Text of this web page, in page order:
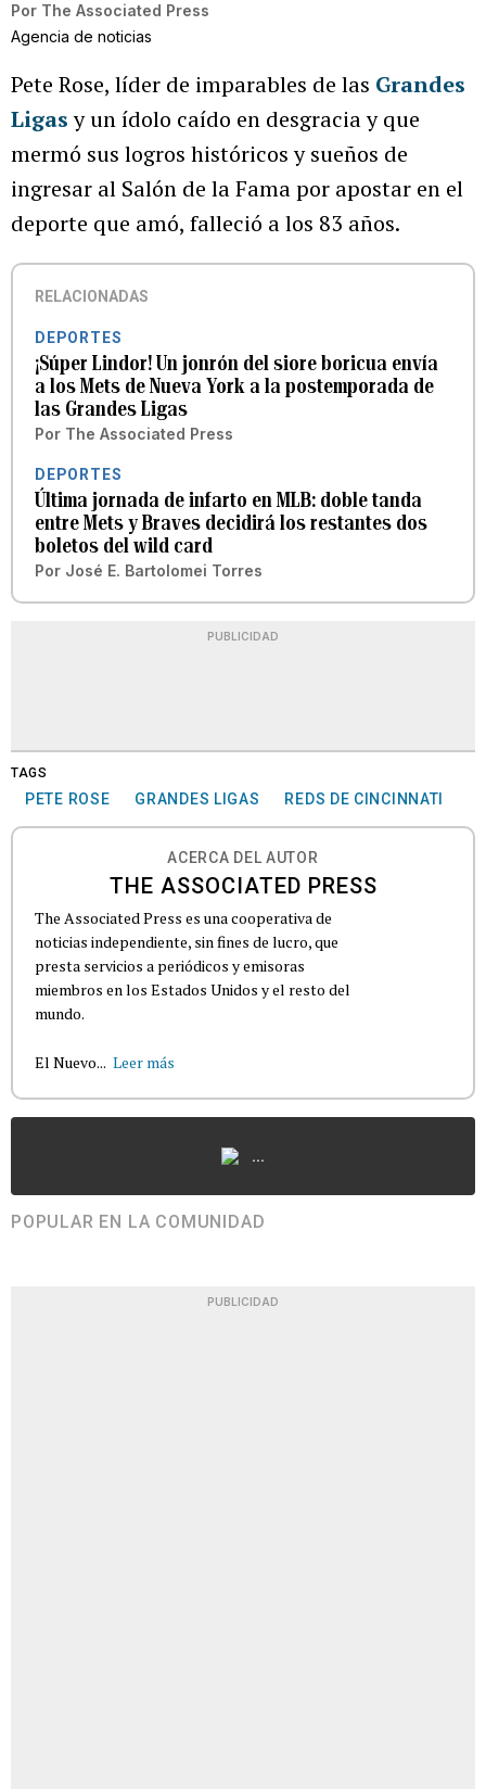
Por The Associated Press
Agencia de noticias
Pete Rose, líder de imparables de las Grandes
Ligasy un ídolo caído en desgracia y que
mermó sus logros históricos y sueños de
ingresar al Salón de la Fama por apostar en el
deporte que amó, falleció a los 83 años.
RELACIONADAS
DEPORTES
¡Súper Lindor! Un jonrón del siore boricua envía
a los Mets de Nueva York a la postemporada de
las Grandes Ligas
Por The Associated Press
DEPORTES
Última jornada de infarto en MLB: doble tanda
entre Mets y Braves decidirá los restantes dos
boletos del wild card
Por José E. Bartolomei Torres
PUBLICIDAD
TAGS
PETE ROSE GRANDES LIGAS REDS DE CINCINNATI
ACERCA DEL AUTOR
THE ASSOCIATED PRESS
The Associated Press es una cooperativa de
noticias independiente, sin fines de lucro, que
presta servicios a periódicos y emisoras
miembros en los Estados Unidos y el resto del
mundo.
El Nuevo... Leer más
...
POPULAR EN LA COMUNIDAD
PUBLICIDAD